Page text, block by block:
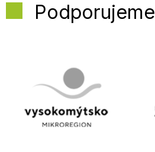
Podporujeme